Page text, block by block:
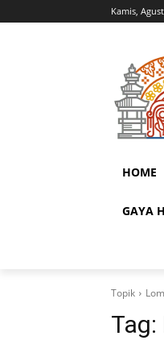
Kamis,
HOME
GAYA
Topik
Tag: